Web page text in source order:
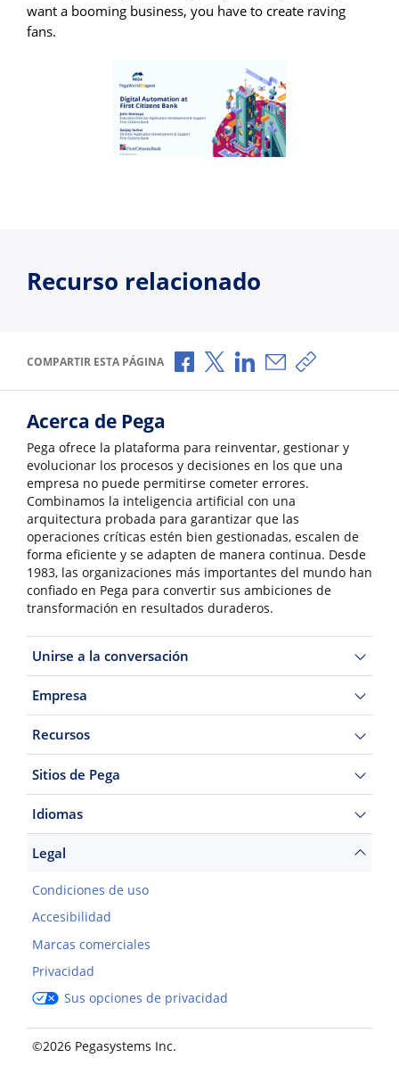
want a booming business, you have to create raving
fans.
Recurso relacionado
COMPARTIR ESTA PÁGINA Compartir a través de Facebook
Compartir a través de X
Compartir a través de
Compartir por
Copiar
Acerca de Pega
Pega ofrece la plataforma para reinventar, gestionar y
evolucionar los procesos y decisiones en los que una
empresa no puede permitirse cometer errores.
Combinamos la inteligencia artificial con una
arquitectura probada para garantizar que las
operaciones críticas estén bien gestionadas, escalen de
forma eficiente y se adapten de manera continua. Desde
1983, las organizaciones más importantes del mundo han
confiado en Pega para convertir sus ambiciones de
transformación en resultados duraderos.
Unirse a la conversación
Empresa
Recursos
Sitios de Pega
Idiomas
Legal
Condiciones de uso
Accesibilidad
Marcas comerciales
Privacidad
Sus opciones de privacidad
©2026 Pegasystems Inc.